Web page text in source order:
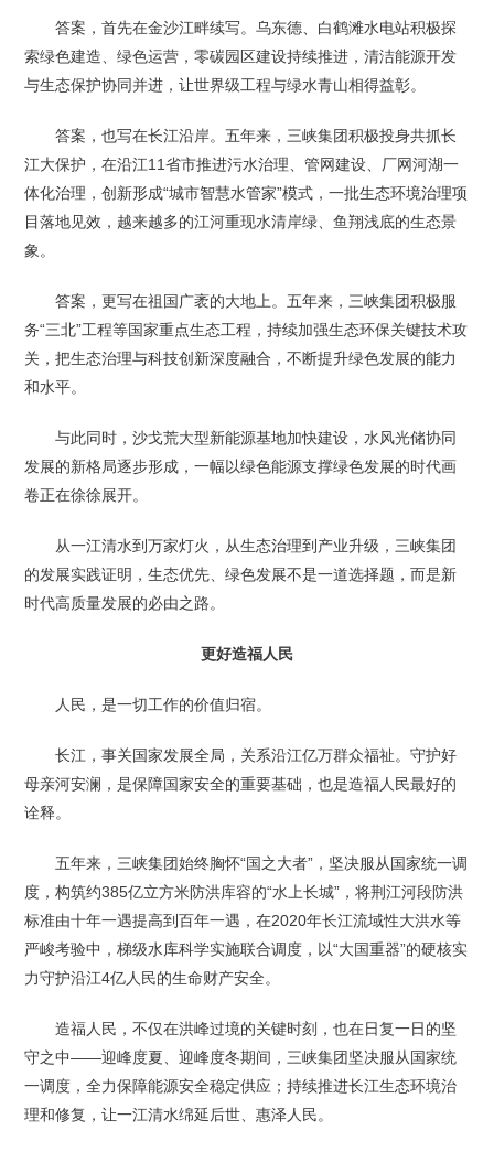
答案，首先在金沙江畔续写。乌东德、白鹤滩水电站积极探
索绿色建造、绿色运营，零碳园区建设持续推进，清洁能源开发
与生态保护协同并进，让世界级工程与绿水青山相得益彰。
答案，也写在长江沿岸。五年来，三峡集团积极投身共抓长
江大保护，在沿江11省市推进污水治理、管网建设、厂网河湖一
体化治理，创新形成“城市智慧水管家”模式，一批生态环境治理项
目落地见效，越来越多的江河重现水清岸绿、鱼翔浅底的生态景
象。
答案，更写在祖国广袤的大地上。五年来，三峡集团积极服
务“三北”工程等国家重点生态工程，持续加强生态环保关键技术攻
关，把生态治理与科技创新深度融合，不断提升绿色发展的能力
和水平。
与此同时，沙戈荒大型新能源基地加快建设，水风光储协同
发展的新格局逐步形成，一幅以绿色能源支撑绿色发展的时代画
卷正在徐徐展开。
从一江清水到万家灯火，从生态治理到产业升级，三峡集团
的发展实践证明，生态优先、绿色发展不是一道选择题，而是新
时代高质量发展的必由之路。
更好造福人民
人民，是一切工作的价值归宿。
长江，事关国家发展全局，关系沿江亿万群众福祉。守护好
母亲河安澜，是保障国家安全的重要基础，也是造福人民最好的
诠释。
五年来，三峡集团始终胸怀“国之大者”，坚决服从国家统一调
度，构筑约385亿立方米防洪库容的“水上长城”，将荆江河段防洪
标准由十年一遇提高到百年一遇，在2020年长江流域性大洪水等
严峻考验中，梯级水库科学实施联合调度，以“大国重器”的硬核实
力守护沿江4亿人民的生命财产安全。
造福人民，不仅在洪峰过境的关键时刻，也在日复一日的坚
守之中——迎峰度夏、迎峰度冬期间，三峡集团坚决服从国家统
一调度，全力保障能源安全稳定供应；持续推进长江生态环境治
理和修复，让一江清水绵延后世、惠泽人民。